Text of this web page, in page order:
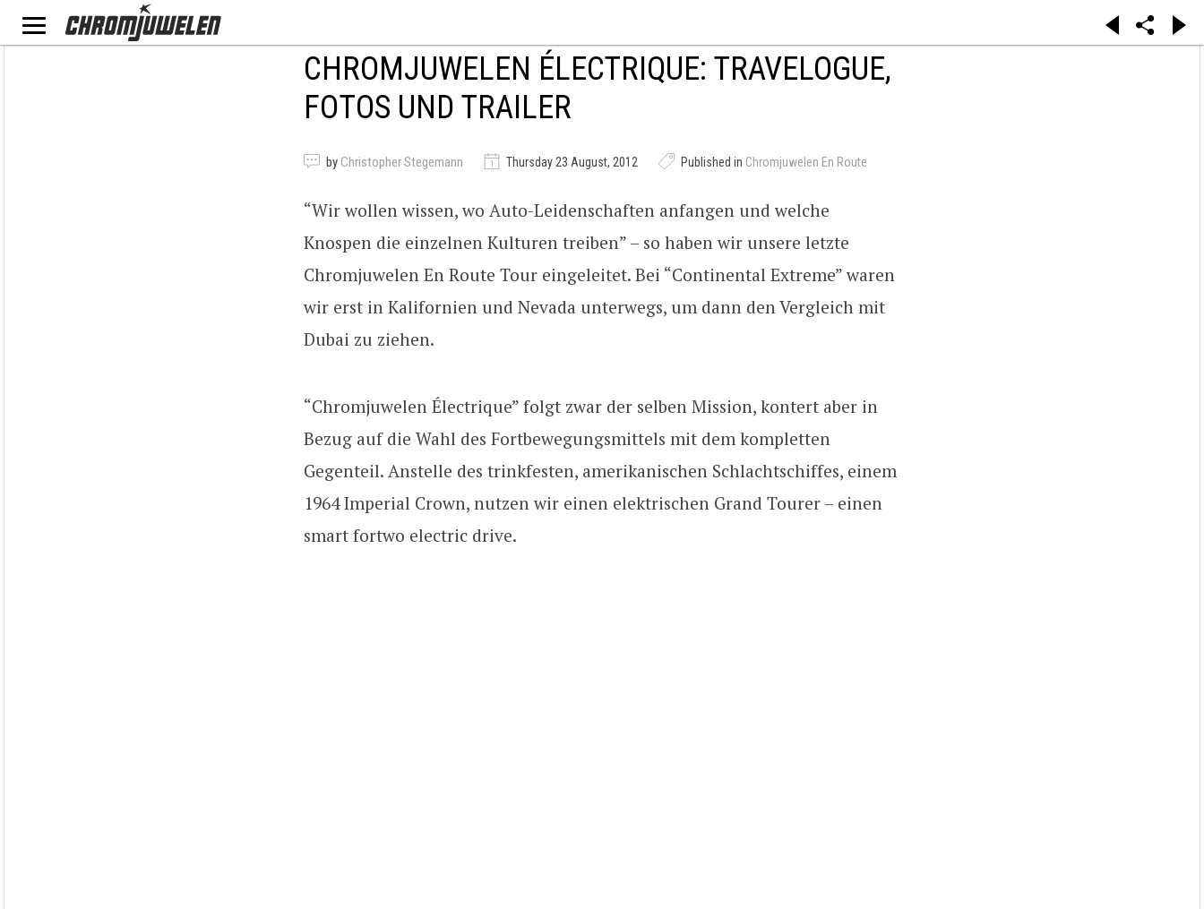
CHROMJUWELEN ÉLECTRIQUE: TRAVELOGUE,
FOTOS UND TRAILER
by Christopher Stegemann Thursday 23 August, 2012 Published in Chromjuwelen En Route
“Wir wollen wissen, wo Auto-Leidenschaften anfangen und welche
Knospen die einzelnen Kulturen treiben” – so haben wir unsere letzte
Chromjuwelen En Route Tour eingeleitet. Bei “Continental Extreme” waren
wir erst in Kalifornien und Nevada unterwegs, um dann den Vergleich mit
Dubai zu ziehen.
“Chromjuwelen Électrique” folgt zwar der selben Mission, kontert aber in
Bezug auf die Wahl des Fortbewegungsmittels mit dem kompletten
Gegenteil. Anstelle des trinkfesten, amerikanischen Schlachtschiffes, einem
1964 Imperial Crown, nutzen wir einen elektrischen Grand Tourer – einen
smart fortwo electric drive.